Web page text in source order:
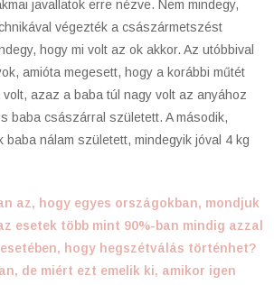
javallatok erre nézve. Nem mindegy,
végezték a császármetszést
hogy mi volt az ok akkor. Az utóbbival
amióta megesett, hogy a korábbi műtét
azaz a baba túl nagy volt az anyához
baba császárral született. A második,
baba nálam született, mindegyik jóval 4 kg
az, hogy egyes országokban, mondjuk
esetek több mint 90%-ban mindig azzal
esetében, hogy hegszétválás történhet?
de miért ezt emelik ki, amikor igen